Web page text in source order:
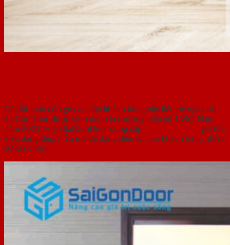
Để đặt mua cửa gỗ cao cấp khách hàng hãy liên hệ ngay tới
SaiGonDoor được vinh danh là thương hiệu số 1 Việt Nam
năm 2021. Hiện SaiGonDoor cung cấp
giá tốt,
kiểu dáng đẹp, mẫu mã đa dạng đem lại cho khách hàng nhiều
sự lựa chọn.